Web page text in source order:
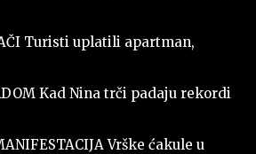
Turisti uplatili apartman,
Kad Nina trči padaju rekordi
Vrške ćakule u